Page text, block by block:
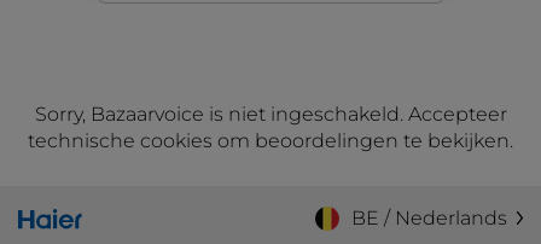
Sorry, Bazaarvoice is niet ingeschakeld. Accepteer
technische cookies om beoordelingen te bekijken.
BE / Nederlands